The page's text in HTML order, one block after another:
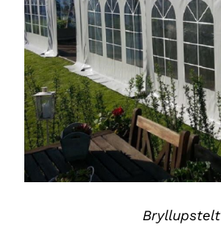
DETALJER
Bryllupstelt